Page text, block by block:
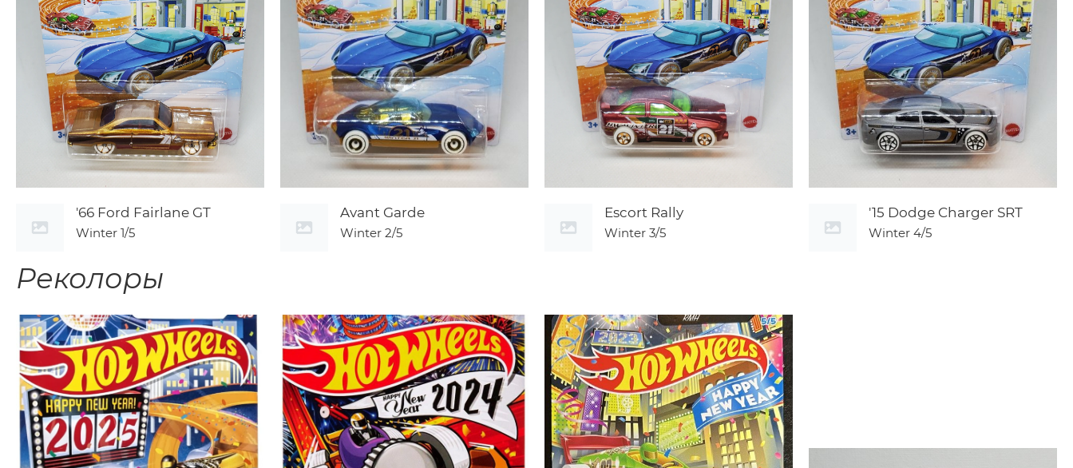
'66 Ford Fairlane GT
Winter 1/5
Avant Garde
Winter 2/5
Escort Rally
Winter 3/5
'15 Dodge Charger SRT
Winter 4/5
Реколоры